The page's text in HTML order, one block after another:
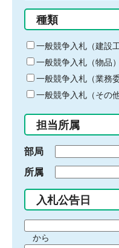
る
キ
ー
ワ
ー
ド
入
力
種類
一般競争入札（建設工
一般競争入札（物品）
一般競争入札（業務委
一般競争入札（その他
担当所属
部局
所属
入札公告日
間から